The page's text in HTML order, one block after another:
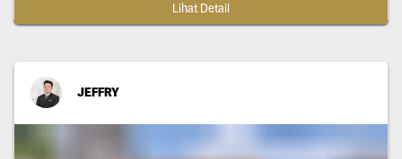
Lihat Detail
JEFFRY